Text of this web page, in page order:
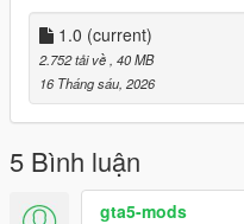
Then scroll to the bottom
Add the line dlcpacks:/polet8/
to the dlclist and save then
SPAWN: polet8
1.0 (current)
2.752 tải về , 40 MB
16 Tháng sáu, 2026
5 Bình luận
gta5-mods